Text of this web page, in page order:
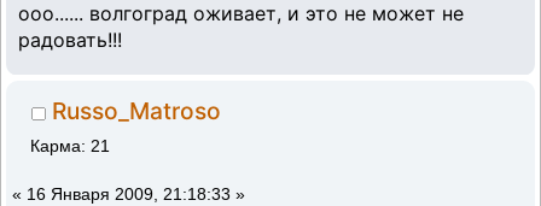
ооо...... волгоград оживает, и это не может не
радовать!!!
Russo_Matroso
Карма: 21
« 16 Января 2009, 21:18:33 »